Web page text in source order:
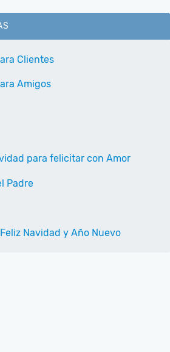
Clientes
Amigos
para felicitar con Amor
Padre
Navidad y Año Nuevo